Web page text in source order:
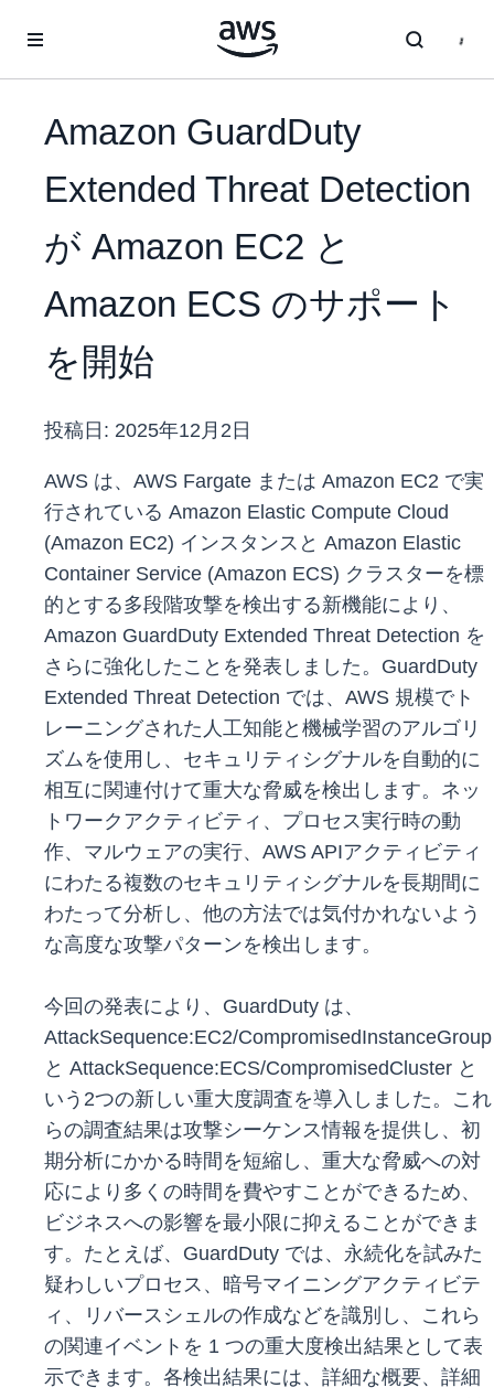
Amazon GuardDuty
Extended Threat Detection
が Amazon EC2 と
Amazon ECS のサポート
を開始
投稿日: 2025年12月2日
AWS は、AWS Fargate または Amazon EC2 で実
行されている Amazon Elastic Compute Cloud
(Amazon EC2) インスタンスと Amazon Elastic
Container Service (Amazon ECS) クラスターを標
的とする多段階攻撃を検出する新機能により、
Amazon GuardDuty Extended Threat Detection を
さらに強化したことを発表しました。GuardDuty
Extended Threat Detection では、AWS 規模でト
レーニングされた人工知能と機械学習のアルゴリ
ズムを使用し、セキュリティシグナルを自動的に
相互に関連付けて重大な脅威を検出します。ネッ
トワークアクティビティ、プロセス実行時の動
作、マルウェアの実行、AWS APIアクティビティ
にわたる複数のセキュリティシグナルを長期間に
わたって分析し、他の方法では気付かれないよう
な高度な攻撃パターンを検出します。
今回の発表により、GuardDuty は、
AttackSequence:EC2/CompromisedInstanceGroup
と AttackSequence:ECS/CompromisedCluster と
いう2つの新しい重大度調査を導入しました。これ
らの調査結果は攻撃シーケンス情報を提供し、初
期分析にかかる時間を短縮し、重大な脅威への対
応により多くの時間を費やすことができるため、
ビジネスへの影響を最小限に抑えることができま
す。たとえば、GuardDuty では、永続化を試みた
疑わしいプロセス、暗号マイニングアクティビテ
ィ、リバースシェルの作成などを識別し、これら
の関連イベントを 1 つの重大度検出結果として表
示できます。各検出結果には、詳細な概要、詳細